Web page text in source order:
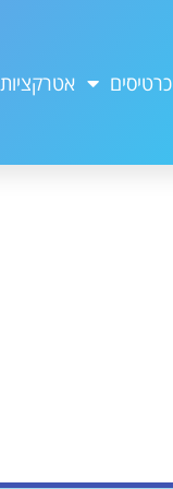
כרטיסים אטרקציות